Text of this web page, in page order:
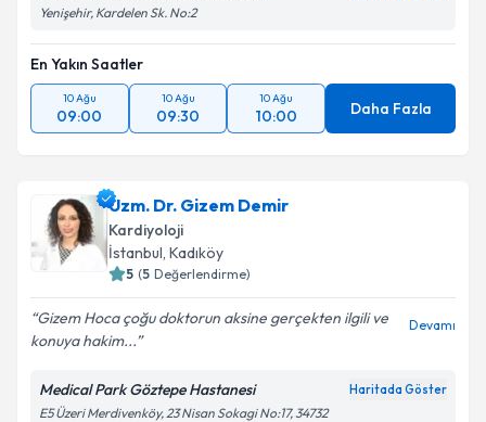
Yenişehir, Kardelen Sk. No:2
En Yakın Saatler
10 Ağu
09:00
10 Ağu
09:30
10 Ağu
10:00 Daha Fazla
Uzm. Dr. Gizem Demir
Kardiyoloji
İstanbul, Kadıköy
5 (5 Değerlendirme)
Gizem Hoca çoğu doktorun aksine gerçekten ilgili ve
konuya hakim...
Devamı
Medical Park Göztepe Hastanesi Haritada Göster
E5 Üzeri Merdivenköy, 23 Nisan Sokagi No:17, 34732